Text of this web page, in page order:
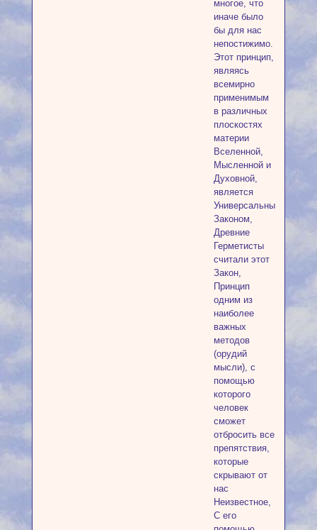
многое, что
иначе было
бы для нас
непостижимо.
Этот принцип,
являясь
всемирно
применимым
в различных
плоскостях
материи
Вселенной,
Мысленной и
Духовной,
является
Универсальным
Законом,
Древние
Герметисты
считали этот
Закон,
Принцип
одним из
наиболее
важных
методов
(орудий
мысли), с
помощью
которого
человек
сможет
отбросить все
препятствия,
которые
скрывают от
нас
Неизвестное,
С его